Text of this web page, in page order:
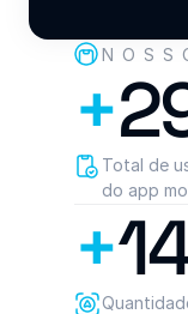
+
Total de
do app
+